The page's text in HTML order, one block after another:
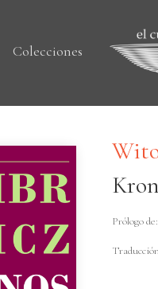
Colecciones
Prólogo de: